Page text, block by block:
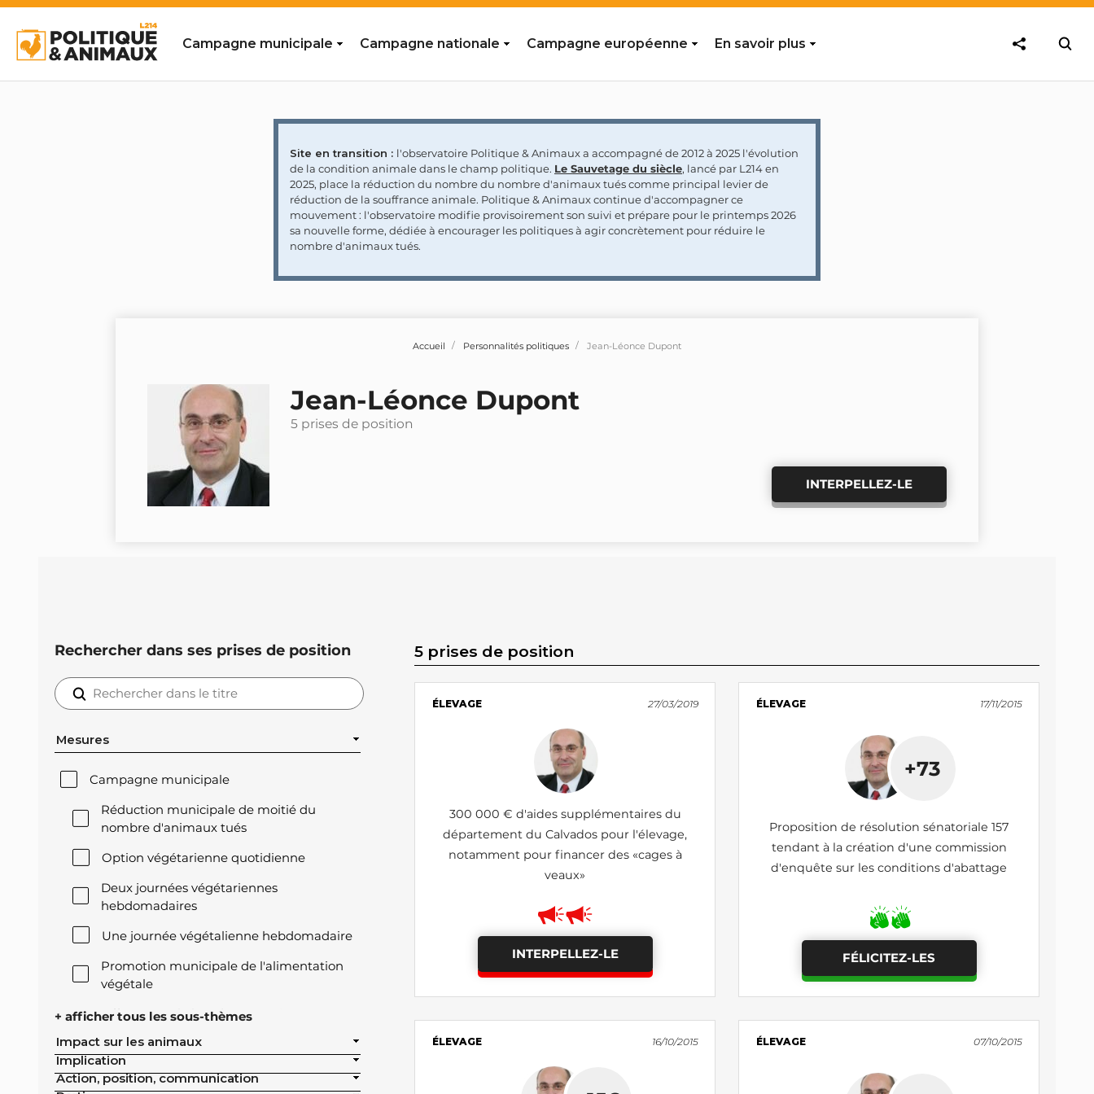
Campagne municipale Campagne nationale Campagne européenne En savoir plus
Site en transition : l'observatoire Politique & Animaux a accompagné de 2012 à 2025 l'évolution
de la condition animale dans le champ politique. Le Sauvetage du siècle, lancé par L214 en
2025, place la réduction du nombre du nombre d'animaux tués comme principal levier de
réduction de la souffrance animale. Politique & Animaux continue d'accompagner ce
mouvement : l'observatoire modifie provisoirement son suivi et prépare pour le printemps 2026
sa nouvelle forme, dédiée à encourager les politiques à agir concrètement pour réduire le
nombre d'animaux tués.
Accueil Personnalités politiques Jean-Léonce Dupont
Jean-Léonce Dupont
5 prises de position
INTERPELLEZ-LE
Rechercher dans ses prises de position
Mesures
Campagne municipale
Réduction municipale de moitié du
nombre d'animaux tués
Option végétarienne quotidienne
Deux journées végétariennes
hebdomadaires
Une journée végétalienne hebdomadaire
Promotion municipale de l'alimentation
végétale
Offre végétale lors des réceptions
Exclusion de l'élevage intensif des achats
publics de la ville
+ afficher tous les sous-thèmes
Impact sur les animaux
Implication
Action, position, communication
5 prises de position
ÉLEVAGE 27/03/2019
300 000 € d'aides supplémentaires du
département du Calvados pour l'élevage,
notamment pour financer des «cages à
veaux»
INTERPELLEZ-LE
ÉLEVAGE 17/11/2015
+73
Proposition de résolution sénatoriale 157
tendant à la création d'une commission
d'enquête sur les conditions d'abattage
FÉLICITEZ-LES
ÉLEVAGE 16/10/2015 ÉLEVAGE 07/10/2015